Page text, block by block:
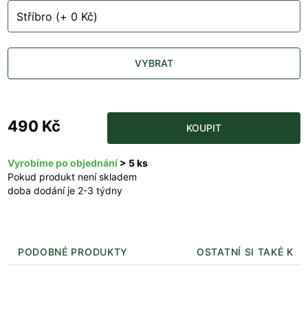
VYBRAT
490 Kč KOUPIT
Vyrobíme po objednání > 5 ks
Pokud produkt není skladem
doba dodání je 2-3 týdny
PODOBNÉ PRODUKTY OSTATNÍ SI TAKÉ